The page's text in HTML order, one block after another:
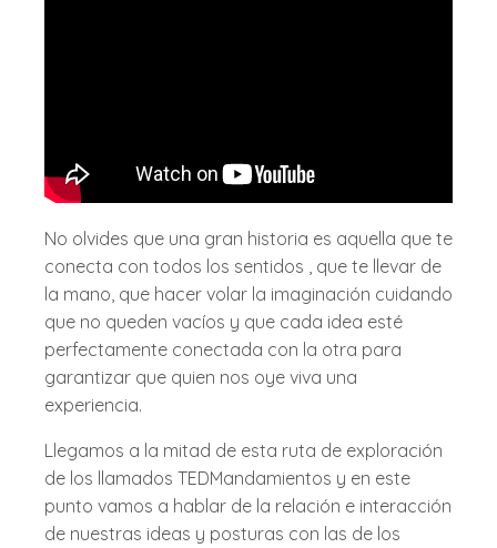
No olvides que una gran historia es aquella que te
conecta con todos los sentidos , que te llevar de
la mano, que hacer volar la imaginación cuidando
que no queden vacíos y que cada idea esté
perfectamente conectada con la otra para
garantizar que quien nos oye viva una
experiencia.
Llegamos a la mitad de esta ruta de exploración
de los llamados TEDMandamientos y en este
punto vamos a hablar de la relación e interacción
de nuestras ideas y posturas con las de los